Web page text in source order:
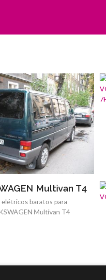
Multivan T4
baratos para
Multivan T4